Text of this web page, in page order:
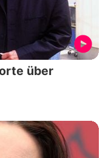
über